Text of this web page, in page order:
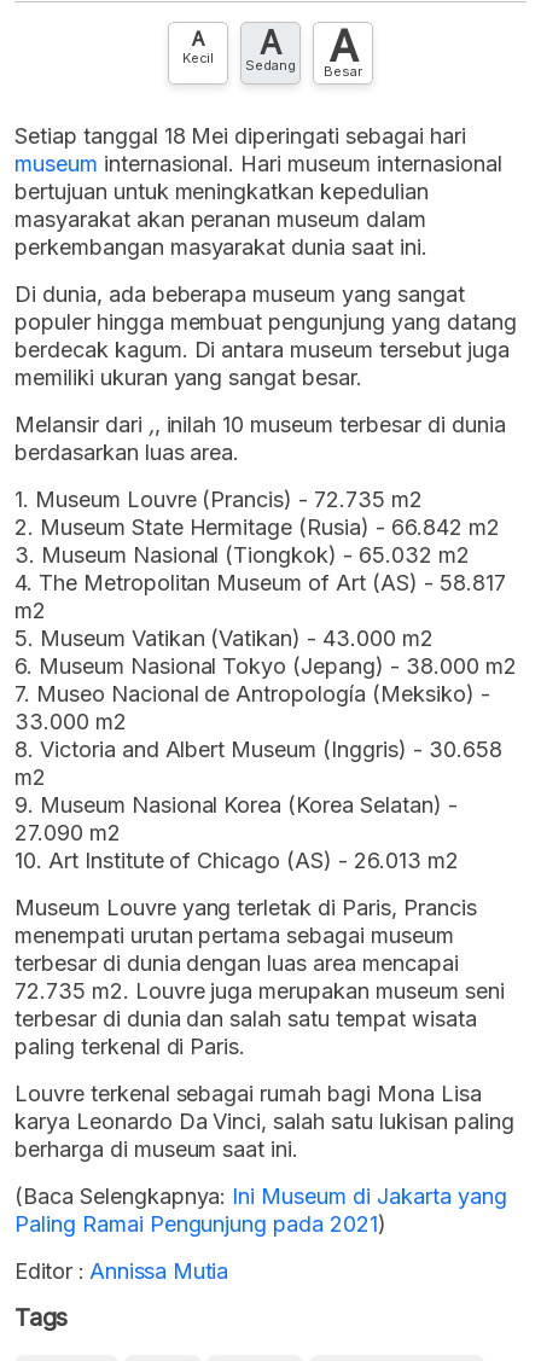
Hubungi sekarang »
A
Kecil A
Sedang A
Besar
Setiap tanggal 18 Mei diperingati sebagai hari
museum internasional. Hari museum internasional
bertujuan untuk meningkatkan kepedulian
masyarakat akan peranan museum dalam
perkembangan masyarakat dunia saat ini.
Di dunia, ada beberapa museum yang sangat
populer hingga membuat pengunjung yang datang
berdecak kagum. Di antara museum tersebut juga
memiliki ukuran yang sangat besar.
Melansir dari ,, inilah 10 museum terbesar di dunia
berdasarkan luas area.
1. Museum Louvre (Prancis) - 72.735 m2
2. Museum State Hermitage (Rusia) - 66.842 m2
3. Museum Nasional (Tiongkok) - 65.032 m2
4. The Metropolitan Museum of Art (AS) - 58.817
m2
5. Museum Vatikan (Vatikan) - 43.000 m2
6. Museum Nasional Tokyo (Jepang) - 38.000 m2
7. Museo Nacional de Antropología (Meksiko) -
33.000 m2
8. Victoria and Albert Museum (Inggris) - 30.658
m2
9. Museum Nasional Korea (Korea Selatan) -
27.090 m2
10. Art Institute of Chicago (AS) - 26.013 m2
Museum Louvre yang terletak di Paris, Prancis
menempati urutan pertama sebagai museum
terbesar di dunia dengan luas area mencapai
72.735 m2. Louvre juga merupakan museum seni
terbesar di dunia dan salah satu tempat wisata
paling terkenal di Paris.
Louvre terkenal sebagai rumah bagi Mona Lisa
karya Leonardo Da Vinci, salah satu lukisan paling
berharga di museum saat ini.
(Baca Selengkapnya: Ini Museum di Jakarta yang
Paling Ramai Pengunjung pada 2021)
Editor : Annissa Mutia
Tags